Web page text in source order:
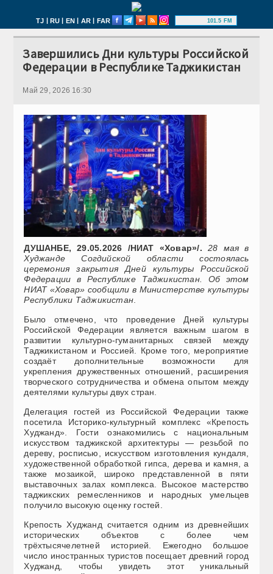
TJ | RU | EN | AR | FAR 101.5 FM
Завершились Дни культуры Российской
Федерации в Республике Таджикистан
Май 29, 2026 16:30
ДУШАНБЕ, 29.05.2026 /НИАТ «Ховар»/.
28 мая в
Худжанде Согдийской области состоялась
церемония закрытия Дней культуры Российской
Федерации в Республике Таджикистан. Об этом
НИАТ «Ховар» сообщили в Министерстве культуры
Республики Таджикистан
Было отмечено, что проведение Дней культуры
Российской Федерации является важным шагом в
развитии культурно-гуманитарных связей между
Таджикистаном и Россией. Кроме того, мероприятие
создаёт дополнительные возможности для
укрепления дружественных отношений, расширения
творческого сотрудничества и обмена опытом между
деятелями культуры двух стран.
Делегация гостей из Российской Федерации также
посетила Историко-культурный комплекс «Крепость
Худжанд». Гости ознакомились с национальным
искусством таджикской архитектуры — резьбой по
дереву, росписью, искусством изготовления кундаля,
художественной обработкой гипса, дерева и камня, а
также мозаикой, широко представленной в пяти
выставочных залах комплекса. Высокое мастерство
таджикских ремесленников и народных умельцев
получило высокую оценку гостей.
Крепость Худжанд считается одним из древнейших
исторических объектов с более чем
трёхтысячелетней историей. Ежегодно большое
число иностранных туристов посещает древний город
Худжанд, чтобы увидеть этот уникальный